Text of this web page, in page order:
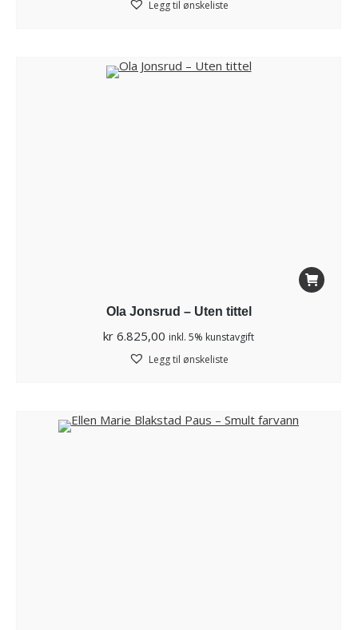
Legg til ønskeliste
Ola Jonsrud – Uten tittel
kr 6.825,00 inkl. 5% kunstavgift
Legg til ønskeliste